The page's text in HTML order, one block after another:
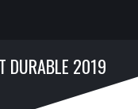
DURABLE 2019